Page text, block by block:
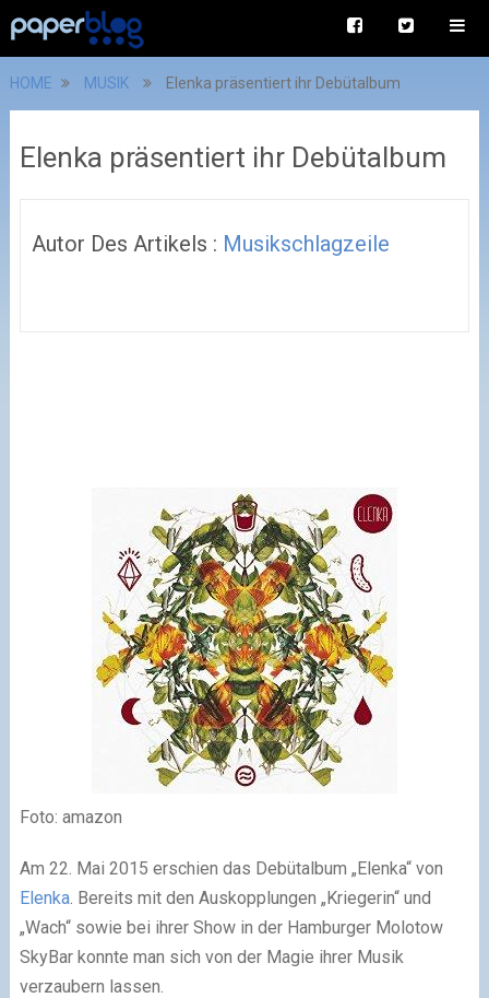
HOME MUSIK Elenka präsentiert ihr Debütalbum
Elenka präsentiert ihr Debütalbum
Autor Des Artikels : Musikschlagzeile
Foto: amazon
Am 22. Mai 2015 erschien das Debütalbum „Elenka“ von
Elenka. Bereits mit den Auskopplungen „Kriegerin“ und
„Wach“ sowie bei ihrer Show in der Hamburger Molotow
SkyBar konnte man sich von der Magie ihrer Musik
verzaubern lassen.